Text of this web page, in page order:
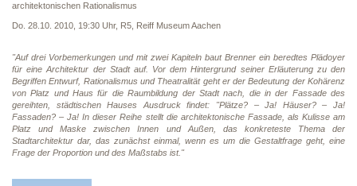
architektonischen Rationalismus
Do. 28.10. 2010, 19:30 Uhr, R5, Reiff Museum Aachen
"Auf drei Vorbemerkungen und mit zwei Kapiteln baut Brenner ein beredtes Plädoyer
für eine Architektur der Stadt auf. Vor dem Hintergrund seiner Erläuterung zu den
Begriffen Entwurf, Rationalismus und Theatralität geht er der Bedeutung der Kohärenz
von Platz und Haus für die Raumbildung der Stadt nach, die in der Fassade des
gereihten, städtischen Hauses Ausdruck findet: "Plätze? – Ja! Häuser? – Ja!
Fassaden? – Ja! In dieser Reihe stellt die architektonische Fassade, als Kulisse am
Platz und Maske zwischen Innen und Außen, das konkreteste Thema der
Stadtarchitektur dar, das zunächst einmal, wenn es um die Gestaltfrage geht, eine
Frage der Proportion und des Maßstabs ist."